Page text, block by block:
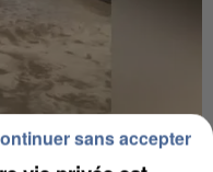
sans accepter